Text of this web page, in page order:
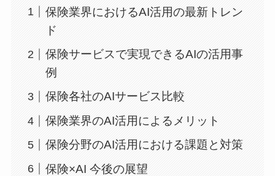
保険業界におけるAI活用の最新トレン
ド
保険サービスで実現できるAIの活用事
例
保険各社のAIサービス比較
保険業界のAI活用によるメリット
保険分野のAI活用における課題と対策
保険×AI 今後の展望